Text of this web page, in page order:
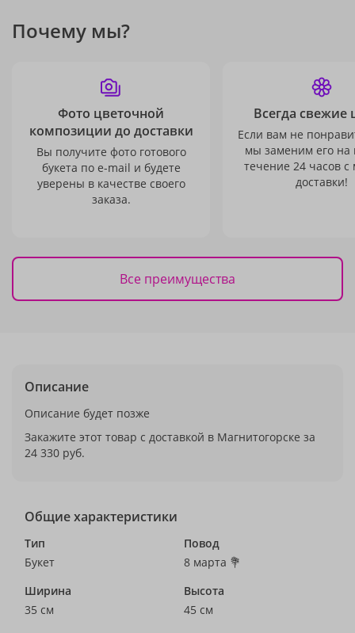
Почему мы?
Фото цветочной
композиции до доставки
Вы получите фото готового
букета по e-mail и будете
уверены в качестве своего
заказа.
Всегда свежие
Если вам не
мы заменим его на
течение 24 часов с
доставки!
Все преимущества
Описание
Описание будет позже
Закажите этот товар с доставкой в Магнитогорске за
24 330 руб.
Общие характеристики
Тип
Букет
Повод
8 марта 💐
Ширина
35 см
Высота
45 см